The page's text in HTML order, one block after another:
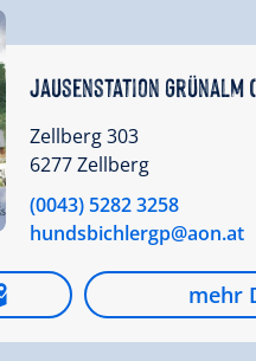
Jausenstation Grünalm
Zellberg 303
6277 Zellberg
(0043) 5282 3258
hundsbichlergp@aon.at
mehr